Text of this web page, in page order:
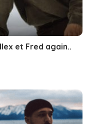
et Fred again..